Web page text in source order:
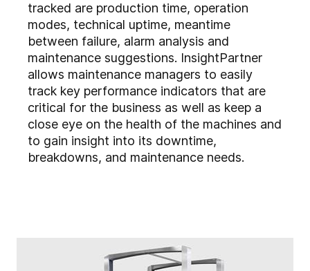
tracked are production time, operation
modes, technical uptime, meantime
between failure, alarm analysis and
maintenance suggestions. InsightPartner
allows maintenance managers to easily
track key performance indicators that are
critical for the business as well as keep a
close eye on the health of the machines and
to gain insight into its downtime,
breakdowns, and maintenance needs.